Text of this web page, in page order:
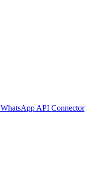
WhatsApp API Connector